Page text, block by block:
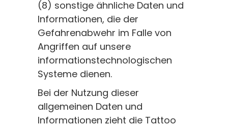
(8) sonstige ähnliche Daten und
Informationen, die der
Gefahrenabwehr im Falle von
Angriffen auf unsere
informationstechnologischen
Systeme dienen.
Bei der Nutzung dieser
allgemeinen Daten und
Informationen zieht die Tattoo